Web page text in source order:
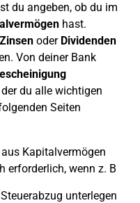
du angeben, ob du im
hast.
Zinsen oder Dividenden
Von deiner Bank
der du alle wichtigen
Seiten
Kapitalvermögen
erforderlich, wenn z. B
unterlegen